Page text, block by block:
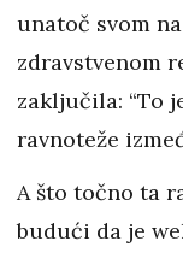
unatoč svom
zdravstvenom
zaključila: “To
ravnoteže
A što točno ta
budući da je